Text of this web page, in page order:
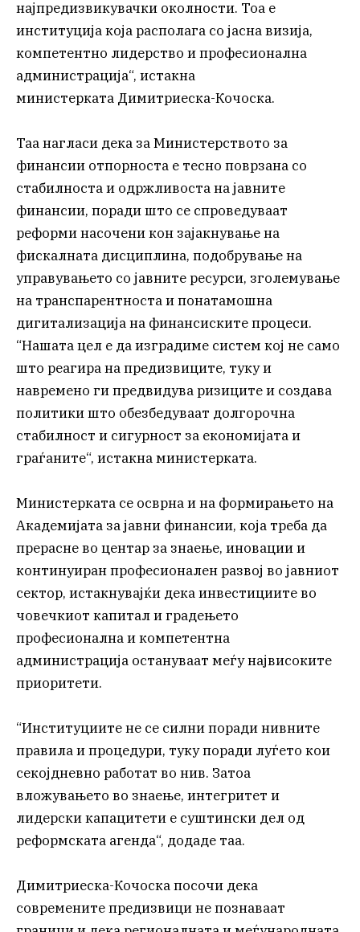
најпредизвикувачки околности. Тоа е
институција која располага со јасна визија,
компетентно лидерство и професионална
администрација“, истакна
министерката Димитриеска-Кочоска.
Таа нагласи дека за Министерството за
финансии отпорноста е тесно поврзана со
стабилноста и одржливоста на јавните
финансии, поради што се спроведуваат
реформи насочени кон зајакнување на
фискалната дисциплина, подобрување на
управувањето со јавните ресурси, зголемување
на транспарентноста и понатамошна
дигитализација на финансиските процеси.
“Нашата цел е да изградиме систем кој не само
што реагира на предизвиците, туку и
навремено ги предвидува ризиците и создава
политики што обезбедуваат долгорочна
стабилност и сигурност за економијата и
граѓаните“, истакна министерката.
Министерката се осврна и на формирањето на
Академијата за јавни финансии, која треба да
прерасне во центар за знаење, иновации и
континуиран професионален развој во јавниот
сектор, истакнувајќи дека инвестициите во
човечкиот капитал и градењето
професионална и компетентна
администрација остануваат меѓу највисоките
приоритети.
“Институциите не се силни поради нивните
правила и процедури, туку поради луѓето кои
секојдневно работат во нив. Затоа
вложувањето во знаење, интегритет и
лидерски капацитети е суштински дел од
реформската агенда“, додаде таа.
Димитриеска-Кочоска посочи дека
современите предизвици не познаваат